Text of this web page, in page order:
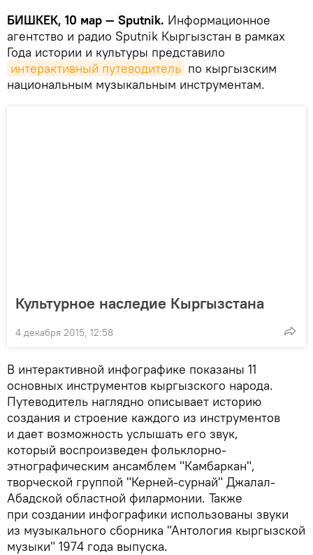
БИШКЕК, 10 мар — Sputnik. Информационное
агентство и радио Sputnik Кыргызстан в рамках
Года истории и культуры представило
интерактивный путеводитель по кыргызским
национальным музыкальным инструментам.
Культурное наследие Кыргызстана
4 декабря 2015, 12:58
В интерактивной инфографике показаны 11
основных инструментов кыргызского народа.
Путеводитель наглядно описывает историю
создания и строение каждого из инструментов
и дает возможность услышать его звук,
который воспроизведен фольклорно-
этнографическим ансамблем "Камбаркан",
творческой группой "Керней-сурнай" Джалал-
Абадской областной филармонии. Также
при создании инфографики использованы звуки
из музыкального сборника "Антология кыргызской
музыки" 1974 года выпуска.